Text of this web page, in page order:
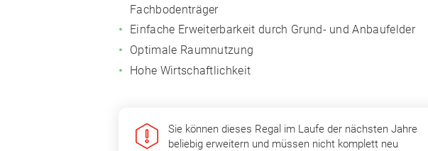
Fachbodenträger
Einfache Erweiterbarkeit durch Grund- und Anbaufelder
Optimale Raumnutzung
Hohe Wirtschaftlichkeit
Sie können dieses Regal im Laufe der nächsten Jahre
beliebig erweitern und müssen nicht komplett neu